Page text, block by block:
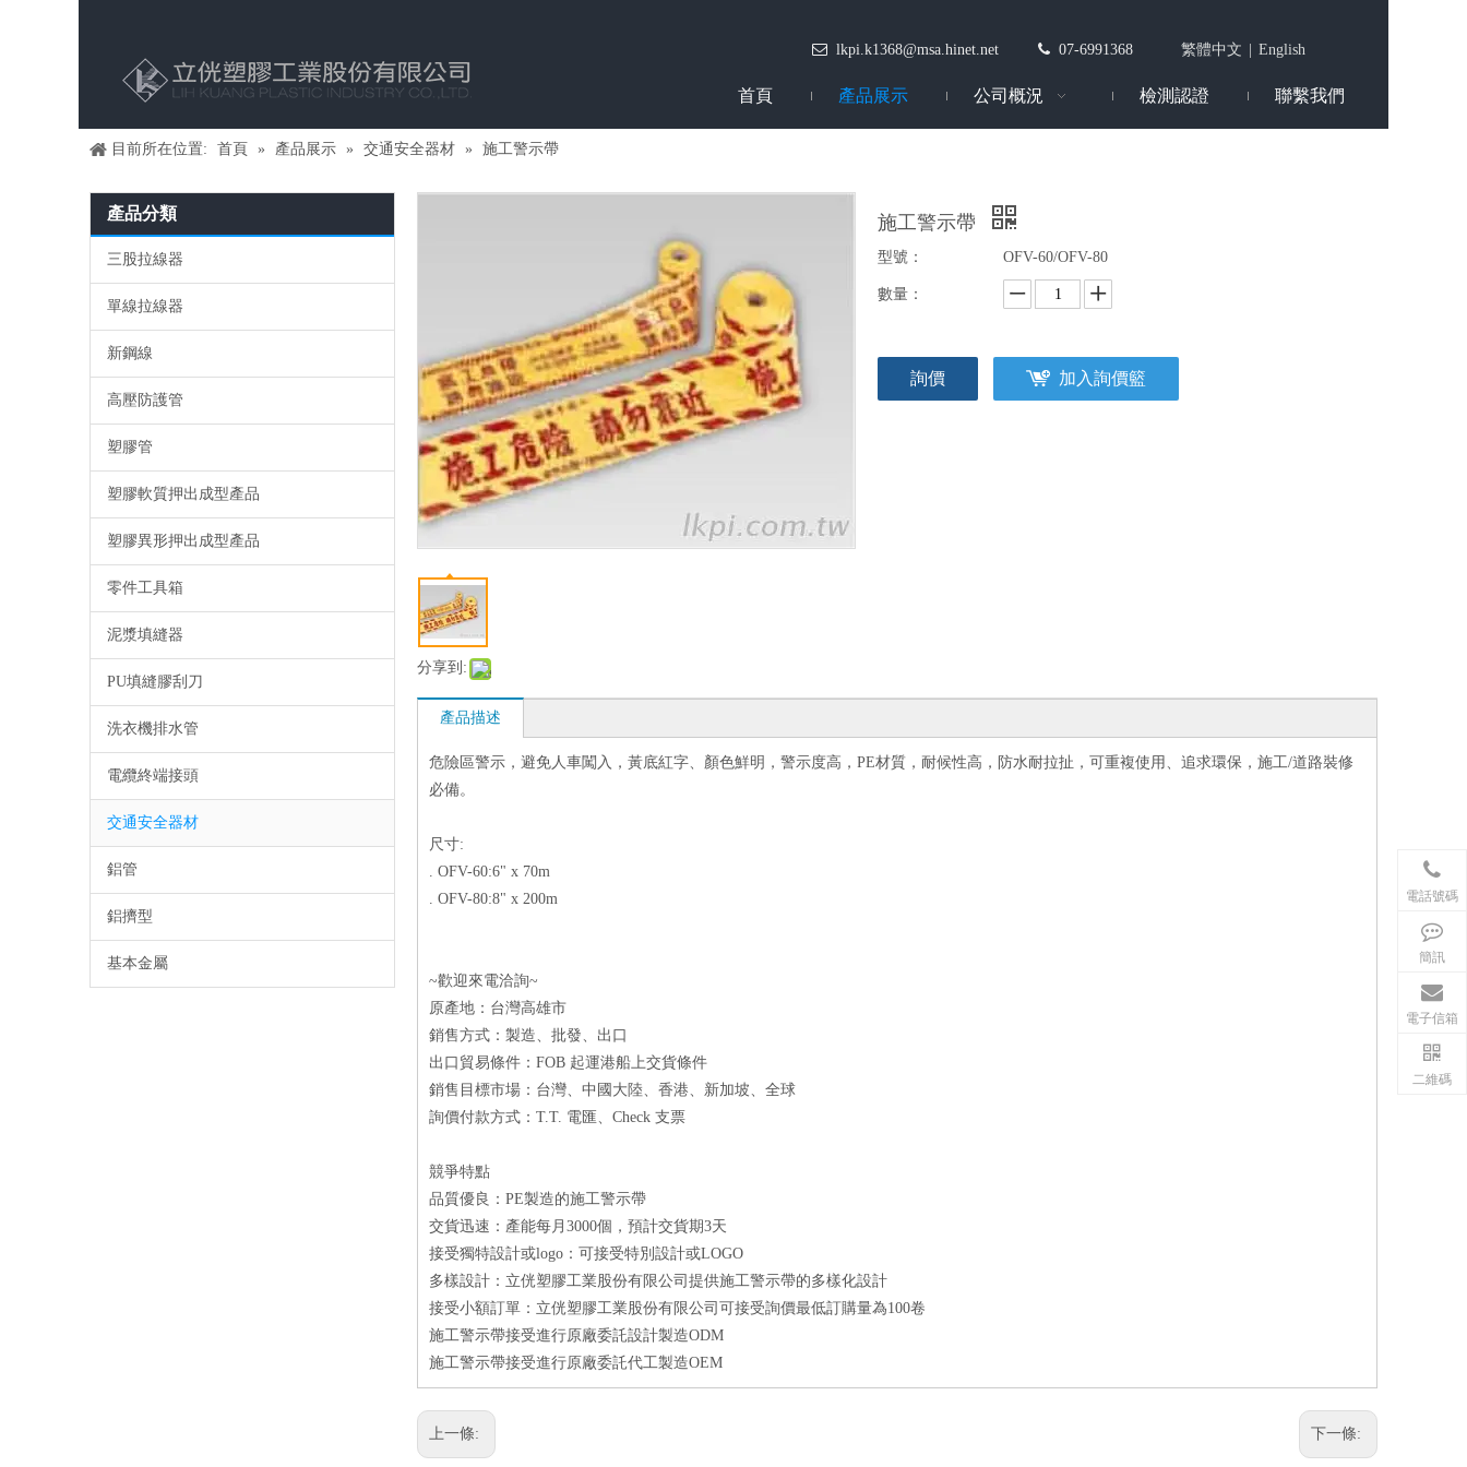
 lkpi.k1368@msa.hinet.net  07-6991368 繁體中文 English
首頁 產品展示 公司概況 檢測認證 聯繫我們
目前所在位置: 首頁 » 產品展示 » 交通安全器材 » 施工警示帶
產品分類
三股拉線器
單線拉線器
新鋼線
高壓防護管
塑膠管
塑膠軟質押出成型產品
塑膠異形押出成型產品
零件工具箱
泥漿填縫器
PU填縫膠刮刀
洗衣機排水管
電纜終端接頭
交通安全器材
鋁管
鋁擠型
基本金屬
分享到:
施工警示帶
型號： OFV-60/OFV-80
數量：
詢價 加入詢價籃
產品描述
危險區警示，避免人車闖入，黃底紅字、顏色鮮明，警示度高，PE材質，耐候性高，防水耐拉扯，可重複使用、追求環保，施工/道路裝修
必備。
尺寸:
. OFV-60:6" x 70m
. OFV-80:8" x 200m
~歡迎來電洽詢~
原產地：台灣高雄市
銷售方式：製造、批發、出口
出口貿易條件：FOB 起運港船上交貨條件
銷售目標市場：台灣、中國大陸、香港、新加坡、全球
詢價付款方式：T.T. 電匯、Check 支票
競爭特點
品質優良：PE製造的施工警示帶
交貨迅速：產能每月3000個，預計交貨期3天
接受獨特設計或logo：可接受特別設計或LOGO
多樣設計：立侊塑膠工業股份有限公司提供施工警示帶的多樣化設計
接受小額訂單：立侊塑膠工業股份有限公司可接受詢價最低訂購量為100卷
施工警示帶接受進行原廠委託設計製造ODM
施工警示帶接受進行原廠委託代工製造OEM
上一條: 下一條:
電話號碼
簡訊
電子信箱
二維碼